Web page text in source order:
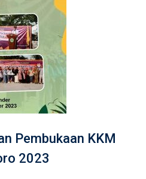
Pembukaan KKM
2023